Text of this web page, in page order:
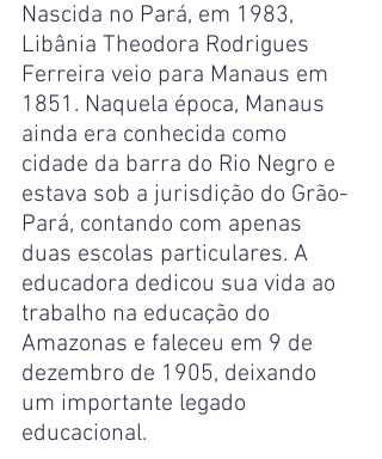
Nascida no Pará, em 1983,
Libânia Theodora Rodrigues
Ferreira veio para Manaus em
1851. Naquela época, Manaus
ainda era conhecida como
cidade da barra do Rio Negro e
estava sob a jurisdição do Grão-
Pará, contando com apenas
duas escolas particulares. A
educadora dedicou sua vida ao
trabalho na educação do
Amazonas e faleceu em 9 de
dezembro de 1905, deixando
um importante legado
educacional.